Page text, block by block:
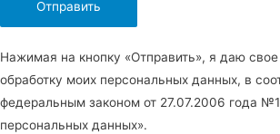
Нажимая на кнопку «Отправить», я даю свое
обработку моих персональных данных, в
федеральным законом от 27.07.2006 года
персональных данных».